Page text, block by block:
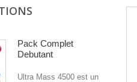
Pack Complet
Debutant
Ultra Mass 4500 est un